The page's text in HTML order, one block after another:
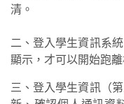
清。
二、登入學生資訊系
顯示，才可以開始跑離
三、登入學生資訊（